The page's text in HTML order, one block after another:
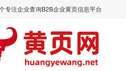
专注企业查询B2B企业黄页信息平台